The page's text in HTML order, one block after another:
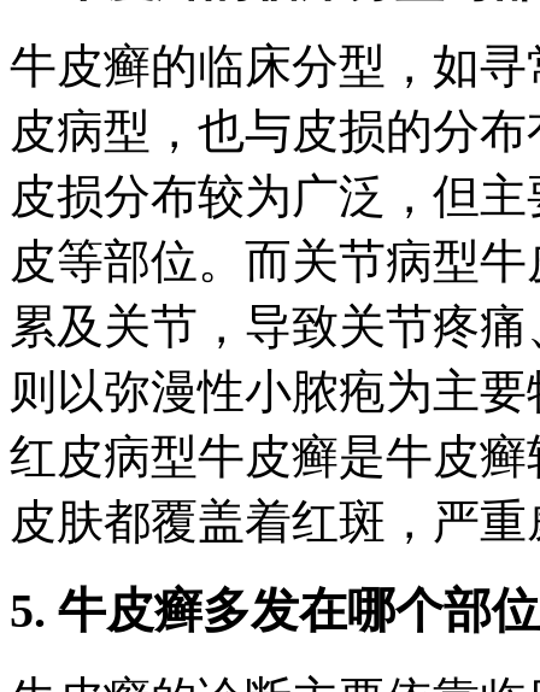
牛皮癣的临床分型，如
皮病型，也与皮损的分
皮损分布较为广泛，但
皮等部位。而关节病型
累及关节，导致关节疼
则以弥漫性小脓疱为主
红皮病型牛皮癣是牛皮
皮肤都覆盖着红斑，严
5. 牛皮癣多发在哪个部